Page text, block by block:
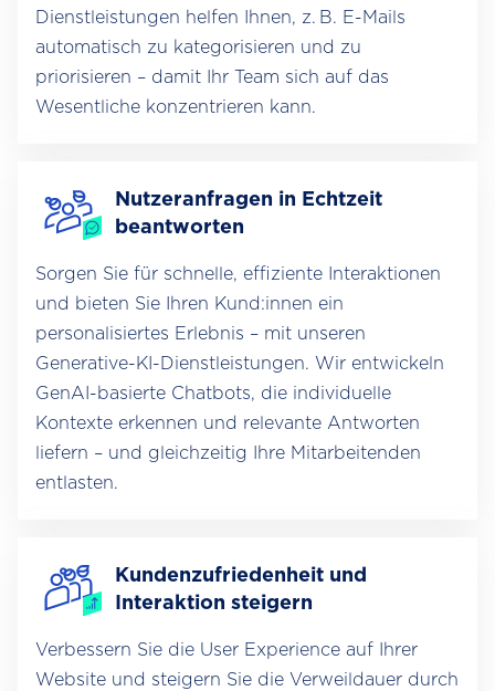
Dienstleistungen helfen Ihnen, z. B. E-Mails
automatisch zu kategorisieren und zu
priorisieren – damit Ihr Team sich auf das
Wesentliche konzentrieren kann.
Nutzeranfragen in Echtzeit
beantworten
Sorgen Sie für schnelle, effiziente Interaktionen
und bieten Sie Ihren Kund:innen ein
personalisiertes Erlebnis – mit unseren
Generative-KI-Dienstleistungen. Wir entwickeln
GenAI-basierte Chatbots, die individuelle
Kontexte erkennen und relevante Antworten
liefern – und gleichzeitig Ihre Mitarbeitenden
entlasten.
Kundenzufriedenheit und
Interaktion steigern
Verbessern Sie die User Experience auf Ihrer
Website und steigern Sie die Verweildauer durch